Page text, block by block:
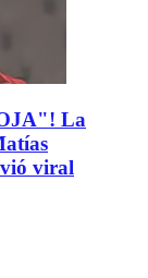
La
viral